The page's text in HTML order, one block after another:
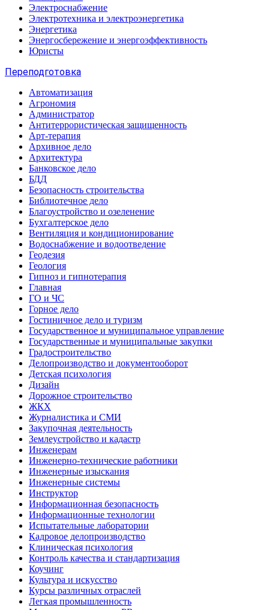
Электроснабжение
Электротехника и электроэнергетика
Энергетика
Энергосбережение и энергоэффективность
Юристы
Переподготовка
Автоматизация
Агрономия
Администратор
Антитеррористическая защищенность
Арт-терапия
Архивное дело
Архитектура
Банковское дело
БДД
Безопасность строительства
Библиотечное дело
Благоустройство и озеленение
Бухгалтерское дело
Вентиляция и кондиционирование
Водоснабжение и водоотведение
Геодезия
Геология
Гипноз и гипнотерапия
Главная
ГО и ЧС
Горное дело
Гостиничное дело и туризм
Государственное и муниципальное управление
Государственные и муниципальные закупки
Градостроительство
Делопроизводство и документооборот
Детская психология
Дизайн
Дорожное строительство
ЖКХ
Журналистика и СМИ
Закупочная деятельность
Землеустройство и кадастр
Инженерам
Инженерно-технические работники
Инженерные изыскания
Инженерные системы
Инструктор
Информационная безопасность
Информационные технологии
Испытательные лаборатории
Кадровое делопроизводство
Клиническая психология
Контроль качества и стандартизация
Коучинг
Культура и искусство
Курсы различных отраслей
Легкая промышленность